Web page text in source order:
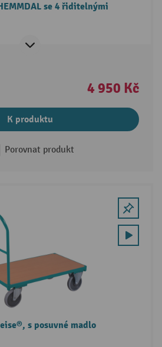
se 4 řiditelnými
4 950 Kč
K produktu
Porovnat produkt
s posuvné madlo